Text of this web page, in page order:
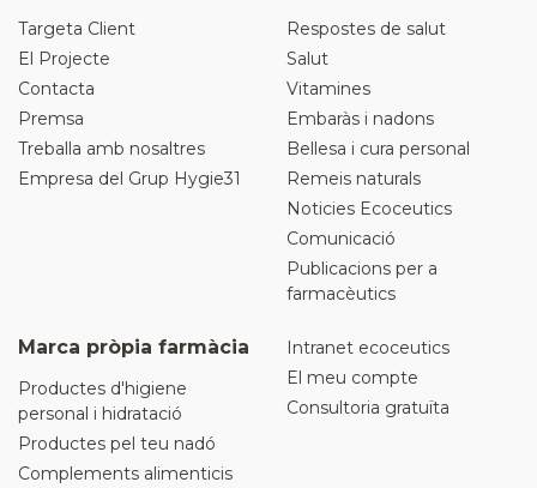
Targeta Client
El Projecte
Contacta
Premsa
Treballa amb nosaltres
Empresa del Grup Hygie31
Respostes de salut
Salut
Vitamines
Embaràs i nadons
Bellesa i cura personal
Remeis naturals
Noticies Ecoceutics
Comunicació
Publicacions per a
farmacèutics
Marca pròpia farmàcia
Productes d'higiene
personal i hidratació
Productes pel teu nadó
Complements alimenticis
Intranet ecoceutics
El meu compte
Consultoria gratuïta